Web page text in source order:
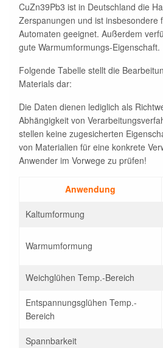
CuZn39Pb3 ist in Deutschland die
Zerspanungen und ist insbesondere
Automaten geeignet. Außerdem
gute Warmumformungs-Eigenschaft.
Folgende Tabelle stellt die
Materials dar:
Die Daten dienen lediglich als
Abhängigkeit von
stellen keine zugesicherten
von Materialien für eine konkrete
Anwender im Vorwege zu prüfen!
Anwendung
Kaltumformung
Warmumformung
Weichglühen Temp.-Bereich
Entspannungsglühen Temp.-
Bereich
Spannbarkeit